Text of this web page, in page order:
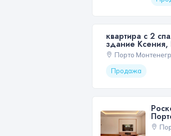
квартира с 2
здание
Порто
Продажа